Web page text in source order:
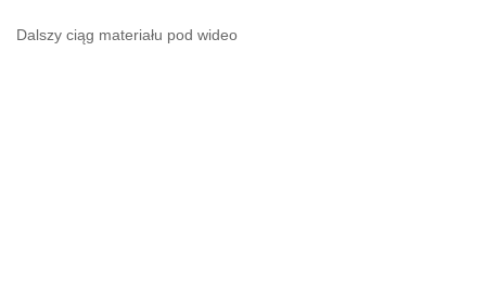
Dalszy ciąg materiału pod wideo